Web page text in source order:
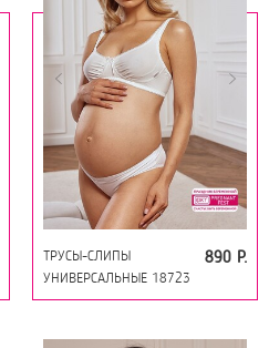
ТРУСЫ-СЛИПЫ
УНИВЕРСАЛЬНЫЕ 18723
БЕЛЫЙ
890 Р.